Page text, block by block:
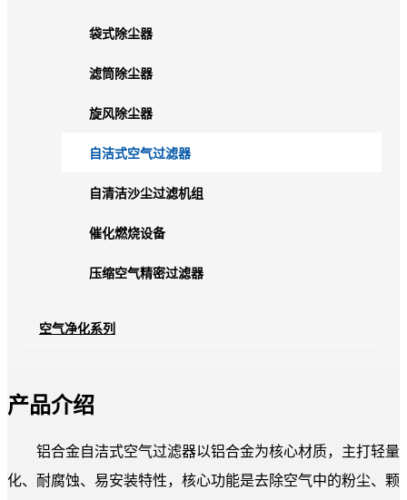
袋式除尘器
滤筒除尘器
旋风除尘器
自洁式空气过滤器
自清洁沙尘过滤机组
催化燃烧设备
压缩空气精密过滤器
空气净化系列
产品介绍
铝合金自洁式空气过滤器以铝合金为核心材质，主打轻量
化、耐腐蚀、易安装特性，核心功能是去除空气中的粉尘、颗